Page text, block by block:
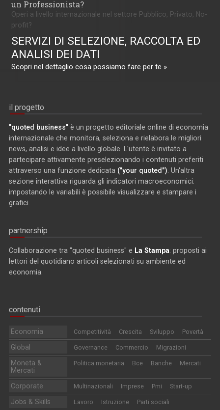
un Professionista?
Operi a livello internazionale nel settore Pubblico, Privato, No-
profit?
SERVIZI DI SELEZIONE, RACCOLTA ED
ANALISI DEI DATI
Scopri nel dettaglio cosa possiamo fare per te »
il progetto
"quoted business" è un progetto editoriale online di economia
internazionale che monitora, seleziona e rielabora le migliori
news, analisi e idee a livello globale. L'utente è invitato a
partecipare attivamente preselezionando i contenuti preferiti
attraverso una funzione dedicata ("your quoted"). Un'altra
sezione interattiva riguarda gli indicatori macroeconomici:
impostando le variabili è possibile visualizzare e stampare i
grafici.
partnership
Collaborazione tra "quoted business" e La Stampa: proposti ai
lettori del quotidiano articoli selezionati su ambiente ed
economia.
contenuti
Economia Competitività Crescita Sviluppo Povertà
Global Governance Commercio Migrazioni
Moneta &
Mercati
Politica monetaria Bce Banche Mercati
Corporate Multinazionali Imprese Pmi Start-up
Jobs & Skills Lavoro Istruzione
Parti sociali